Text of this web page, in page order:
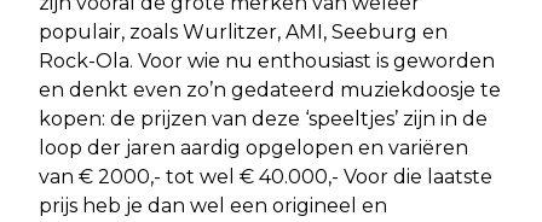
populair, zoals Wurlitzer, AMI, Seeburg en
Rock-Ola. Voor wie nu enthousiast is geworden
en denkt even zo’n gedateerd muziekdoosje te
kopen: de prijzen van deze ‘speeltjes’ zijn in de
loop der jaren aardig opgelopen en variëren
van € 2000,- tot wel € 40.000,- Voor die laatste
prijs heb je dan wel een origineel en